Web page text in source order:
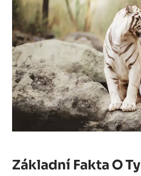
Základní Fakta O